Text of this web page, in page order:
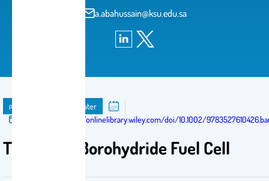
a.abahussain@ksu.edu.sa
publication
Book Chapter
https://onlinelibrary.wiley.com/doi/10.1002/
The Direct Borohydride Fuel Cell